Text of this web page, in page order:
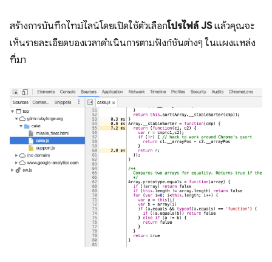
สร้างการบันทึกไทม์ไลน์โดยเปิดใช้ตัวเลือกโปรไฟล์ JSแล้วคุณจะ
เห็นรายละเอียดของเวลาดำเนินการตามฟังก์ชันต่างๆ ในแผงแหล่ง
ที่มา